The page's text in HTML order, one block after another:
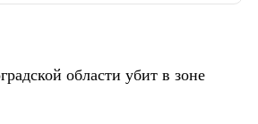
области убит в зоне